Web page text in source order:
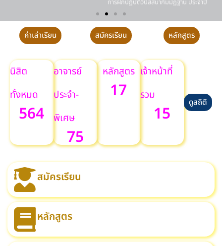
ค่าเล่าเรียน สมัครเรียน หลักสูตร
นิสิต
ทั้งหมด
564
อาจารย์
ประจำ-
พิเศษ
75
หลักสูตร
17
เจ้าหน้าที่
รวม
15
ดูสถิติ
สมัครเรียน
หลักสูตร